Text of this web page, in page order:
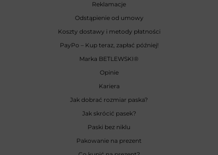
Reklamacje
Odstąpienie od umowy
Koszty dostawy i metody płatności
PayPo – Kup teraz, zapłać później!
Marka BETLEWSKI®
Opinie
Kariera
Jak dobrać rozmiar paska?
Jak skrócić pasek?
Paski bez niklu
Pakowanie na prezent